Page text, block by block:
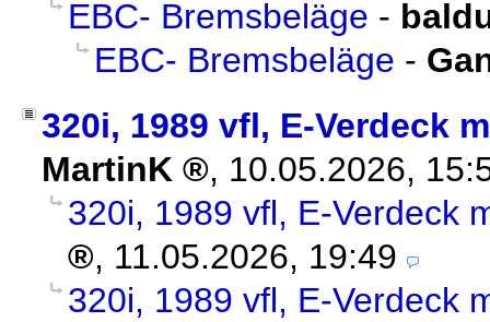
EBC- Bremsbeläge -
EBC- Bremsbeläge -
320i, 1989 vfl, E-Verdeck
MartinK
, 10.05.2026,
320i, 1989 vfl, E-Verdeck
, 11.05.2026, 19:49
320i, 1989 vfl, E-Verdeck